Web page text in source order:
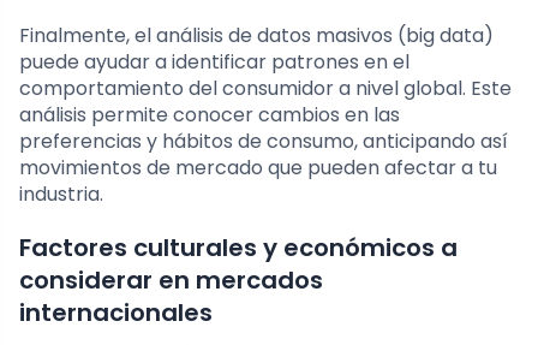
Finalmente, el análisis de datos masivos (big data)
puede ayudar a identificar patrones en el
comportamiento del consumidor a nivel global. Este
análisis permite conocer cambios en las
preferencias y hábitos de consumo, anticipando así
movimientos de mercado que pueden afectar a tu
industria.
Factores culturales y económicos a
considerar en mercados
internacionales